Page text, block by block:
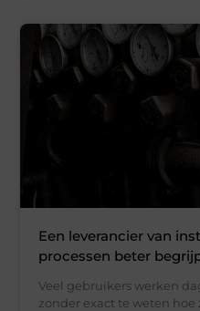
Een leverancier van
processen beter
Veel gebruikers werken
zonder exact te weten hoe